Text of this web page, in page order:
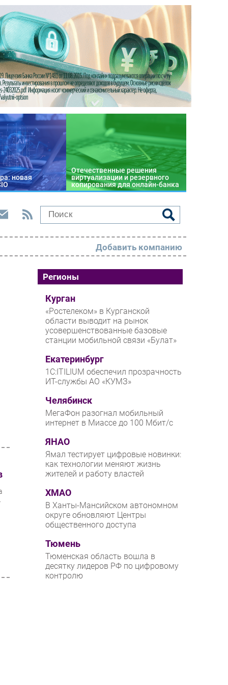
новая
Отечественные решения
виртуализации и резервного
копирования для онлайн-банка
РАЗДЕЛЫ
Новости
Аналитика
Интервью
Проекты
IT класс
Тестовый стенд
Каталог компаний
Добавить компанию
Регионы
Курган
«Ростелеком» в Курганской
области выводит на рынок
усовершенствованные базовые
станции мобильной связи «Булат»
Екатеринбург
1С:ITILIUM обеспечил прозрачность
ИТ-службы АО «КУМЗ»
Челябинск
МегаФон разогнал мобильный
интернет в Миассе до 100 Мбит/с
ЯНАО
Ямал тестирует цифровые новинки:
как технологии меняют жизнь
жителей и работу властей
ХМАО
В Ханты-Мансийском автономном
округе обновляют Центры
общественного доступа
Тюмень
Тюменская область вошла в
десятку лидеров РФ по цифровому
контролю